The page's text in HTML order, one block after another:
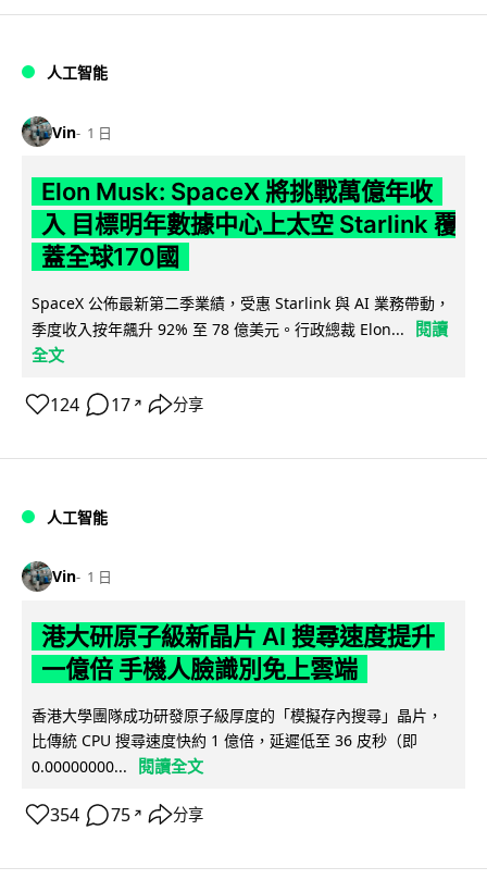
人工智能
Vin 1 日
Elon Musk: SpaceX 將挑戰萬億年收
入 目標明年數據中心上太空 Starlink 覆
蓋全球170國
SpaceX 公佈最新第二季業績，受惠 Starlink 與 AI 業務帶動，
季度收入按年飆升 92% 至 78 億美元。行政總裁 Elon...
閱讀
全文
124 17 ↗ 分享
人工智能
Vin 1 日
港大研原子級新晶片 AI 搜尋速度提升
一億倍 手機人臉識別免上雲端
香港大學團隊成功研發原子級厚度的「模擬存內搜尋」晶片，
比傳統 CPU 搜尋速度快約 1 億倍，延遲低至 36 皮秒（即
0.00000000...
閱讀全文
354 75 ↗ 分享